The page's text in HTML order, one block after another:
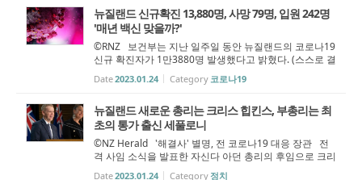
뉴질랜드 신규확진 13,880명, 사망 79명, 입원 242명
'매년 백신 맞을까?'
©RNZ 보건부는 지난 일주일 동안 뉴질랜드의 코로나19
신규 확진자가 1만3880명 발생했다고 밝혔다. (스스로 결
과를 보고하지 않거나 감염되었어도 검사를 받지 않은 사
람 제외) 이 중 5,357명은 재감염 환자다. 7일 동안 하루
Date2023.01.24 Category 코로나19
뉴질랜드 새로운 총리는 크리스 힙킨스, 부총리는 최
초의 통가 출신 세풀로니
©NZ Herald '해결사' 별명, 전 코로나19 대응 장관 전
격 사임 소식을 발표한 자신다 아던 총리의 후임으로 크리
스 힙킨스(Chris Hipkins, 44세) 교육부 장관이 차기 뉴질
Date2023.01.24 Category 정치